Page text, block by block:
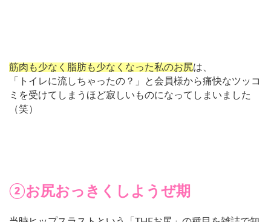
筋肉も少なく脂肪も少なくなった私のお尻は、
「トイレに流しちゃったの？」と会員様から痛快なツッコ
ミを受けてしまうほど寂しいものになってしまいました
（笑）
②お尻おっきくしようぜ期